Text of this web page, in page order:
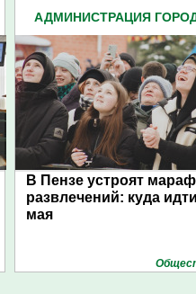
АДМИНИСТРАЦИЯ
В Пензе устроят
развлечений: куда
мая